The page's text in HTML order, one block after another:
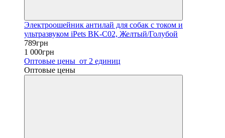
Электроошейник антилай для собак с током и
ультразвуком iPets BK-C02, Желтый/Голубой
789грн
1 000грн
Оптовые цены от 2 единиц
Оптовые цены